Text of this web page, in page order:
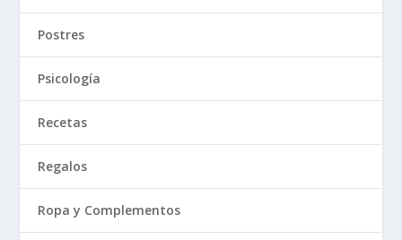
Postres
Psicología
Recetas
Regalos
Ropa y Complementos